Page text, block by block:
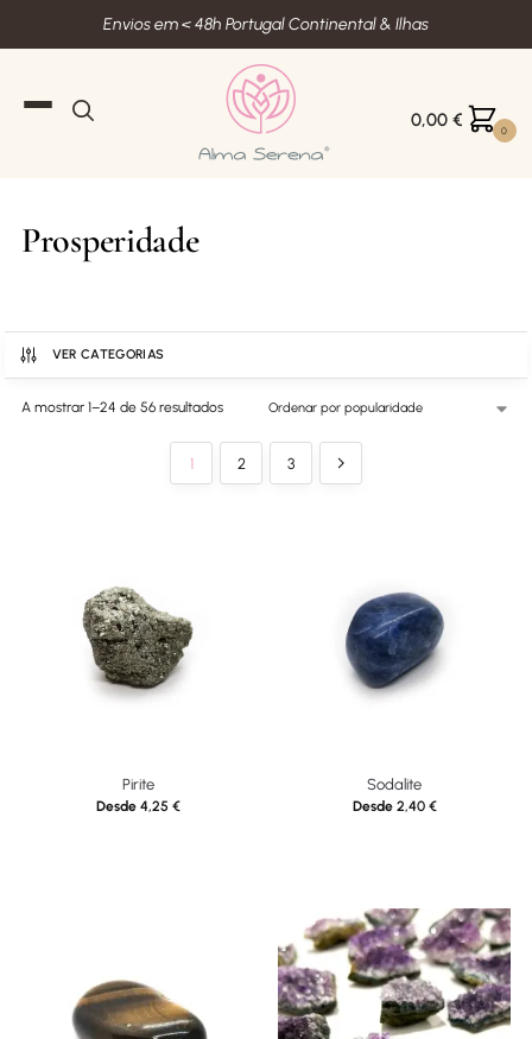
Envios em < 48h Portugal Continental & Ilhas
0,00 € 0
Prosperidade
VER CATEGORIAS
A mostrar 1–24 de 56 resultados
1 2 3
Pirite
Desde 4,25 €
Sodalite
Desde 2,40 €